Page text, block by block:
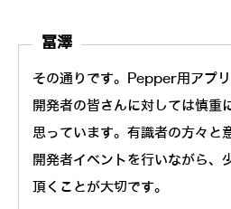
冨澤
その通りです。Pepper用アプ
開発者の皆さんに対しては慎重
思っています。有識者の方々と
開発者イベントを行いながら、
頂くことが大切です。